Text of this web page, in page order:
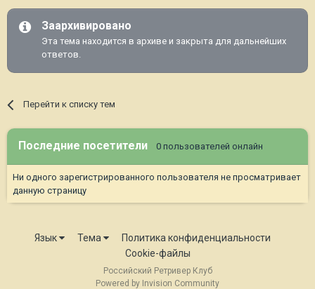
Заархивировано
Эта тема находится в архиве и закрыта для дальнейших
ответов.
Перейти к списку тем
Последние посетители 0 пользователей онлайн
Ни одного зарегистрированного пользователя не просматривает
данную страницу
Язык Тема
Политика конфиденциальности
Cookie-файлы
Российский Ретривер Клуб
Powered by Invision Community